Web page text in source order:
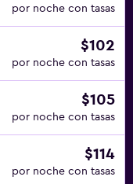
por noche con tasas
$102
por noche con tasas
$105
por noche con tasas
$114
por noche con tasas